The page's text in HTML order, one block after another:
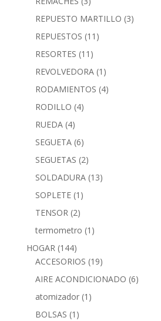
REPUESTO MARTILLO (3)
REPUESTOS (11)
RESORTES (11)
REVOLVEDORA (1)
RODAMIENTOS (4)
RODILLO (4)
RUEDA (4)
SEGUETA (6)
SEGUETAS (2)
SOLDADURA (13)
SOPLETE (1)
TENSOR (2)
termometro (1)
HOGAR (144)
ACCESORIOS (19)
AIRE ACONDICIONADO (6)
atomizador (1)
BOLSAS (1)